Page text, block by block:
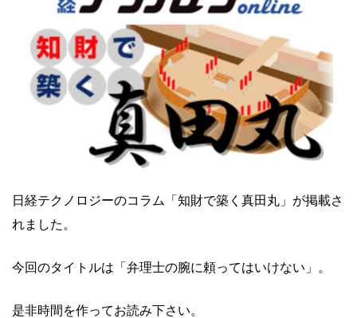
日経テクノロジーのコラム「知財で築く真田丸」が掲載さ
れました。
今回のタイトルは「弁理士の腕に頼ってはいけない」。
是非時間を作ってお読み下さい。